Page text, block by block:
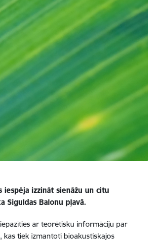
izzināt sienāžu un citu
Siguldas Balonu pļavā.
ar teorētisku informāciju par
tiek izmantoti bioakustiskajos